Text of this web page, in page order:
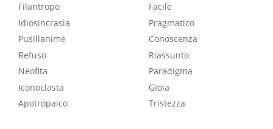
Filantropo
Idiosincrasia
Pusillanime
Refuso
Neofita
Iconoclasta
Apotropaico
Facile
Pragmatico
Conoscenza
Riassunto
Paradigma
Gioia
Tristezza